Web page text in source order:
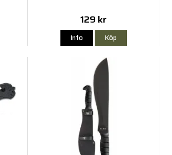
129 kr
Info Köp